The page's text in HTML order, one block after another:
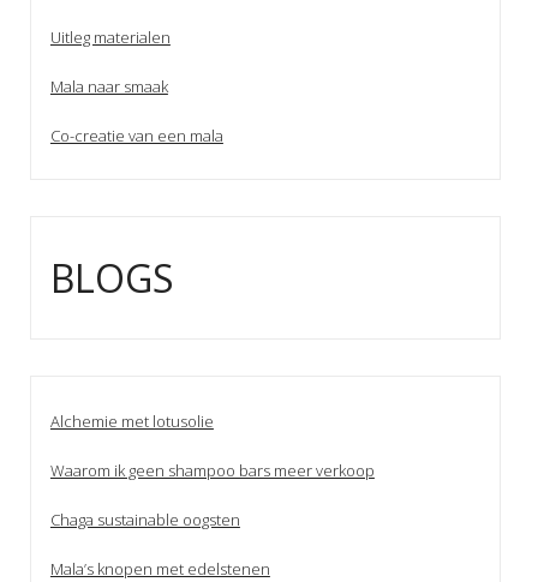
Uitleg materialen
Mala naar smaak
Co-creatie van een mala
BLOGS
Alchemie met lotusolie
Waarom ik geen shampoo bars meer verkoop
Chaga sustainable oogsten
Mala’s knopen met edelstenen